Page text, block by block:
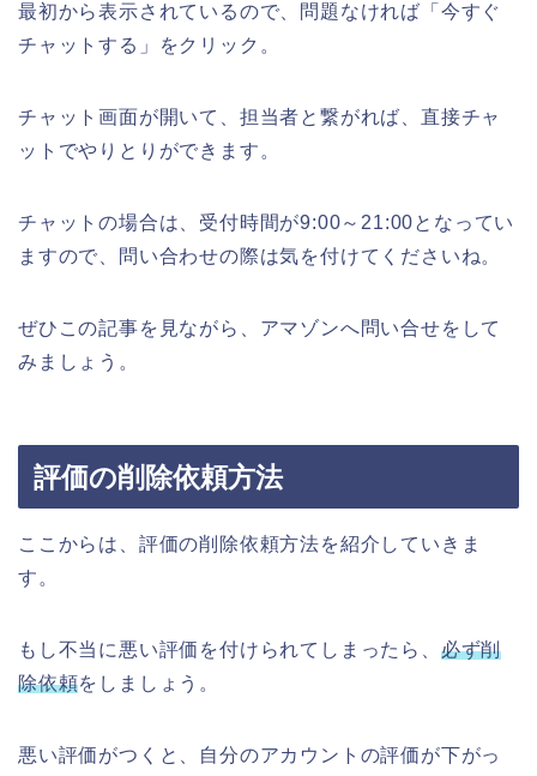
最初から表示されているので、問題なければ「今すぐ
チャットする」をクリック。
チャット画面が開いて、担当者と繋がれば、直接チャ
ットでやりとりができます。
チャットの場合は、受付時間が9:00～21:00となってい
ますので、問い合わせの際は気を付けてくださいね。
ぜひこの記事を見ながら、アマゾンへ問い合せをして
みましょう。
評価の削除依頼方法
ここからは、評価の削除依頼方法を紹介していきま
す。
もし不当に悪い評価を付けられてしまったら、 必ず削
除依頼をしましょう。
悪い評価がつくと、自分のアカウントの評価が下がっ